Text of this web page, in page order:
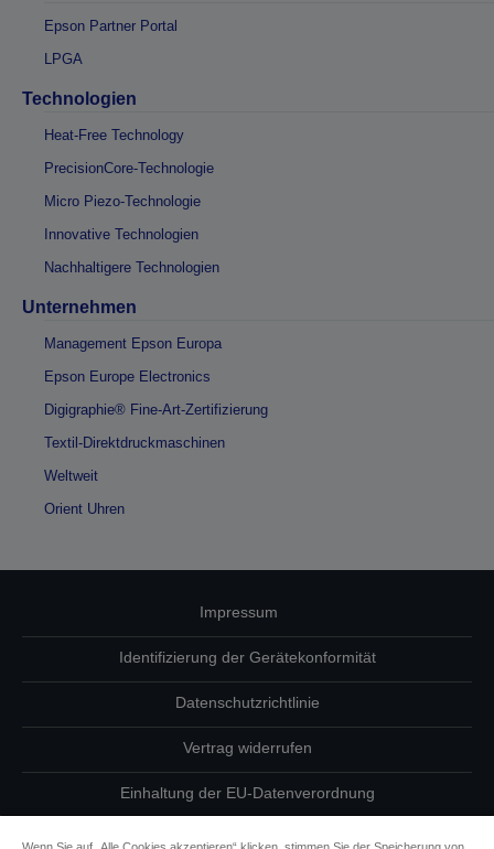
Epson Partner Portal
LPGA
Technologien
Heat-Free Technology
PrecisionCore-Technologie
Micro Piezo-Technologie
Innovative Technologien
Nachhaltigere Technologien
Unternehmen
Management Epson Europa
Epson Europe Electronics
Digigraphie® Fine-Art-Zertifizierung
Textil-Direktdruckmaschinen
Weltweit
Orient Uhren
Impressum
Identifizierung der Gerätekonformität
Datenschutzrichtlinie
Vertrag widerrufen
Einhaltung der EU-Datenverordnung